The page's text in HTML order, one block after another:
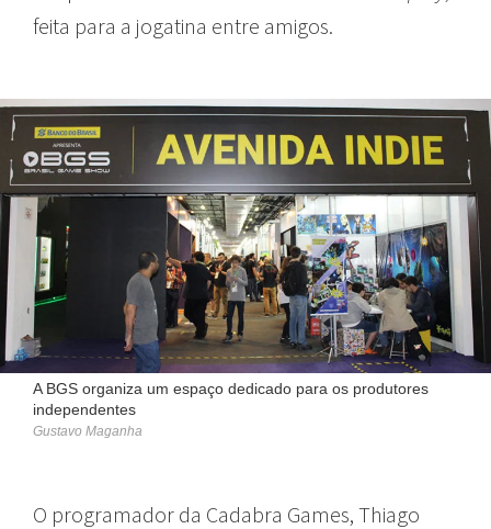
feita para a jogatina entre amigos.
A BGS organiza um espaço dedicado para os produtores
independentes
Gustavo Maganha
O programador da Cadabra Games, Thiago